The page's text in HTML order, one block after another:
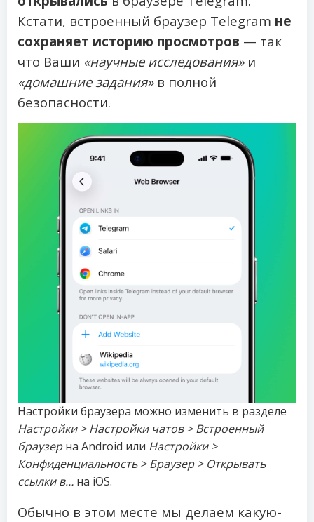
Кстати, встроенный браузер Telegram не
сохраняет историю просмотров — так
что Ваши «научные исследования»и
«домашние задания»в полной
безопасности.
Настройки браузера можно изменить в разделе
Настройки > Настройки чатов > Встроенный
браузерна Android или Настройки >
Конфиденциальность > Браузер > Открывать
ссылки в… на iOS.
Обычно в этом месте мы делаем какую-